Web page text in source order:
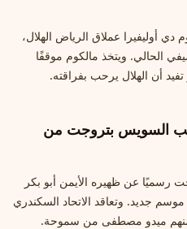
دي أوليفيرا عملاق الرياض الهلال،
الحالي. ويتخذ مالكوم موقفًا
أن الهلال يرحب بفراقته.
السويس بتروجت من
رسميًا عن ظهيره الأيمن أبو بكر
جديد. وتعاقد الاتحاد السكندري
منهم ميدو مصطفى من سموحة.